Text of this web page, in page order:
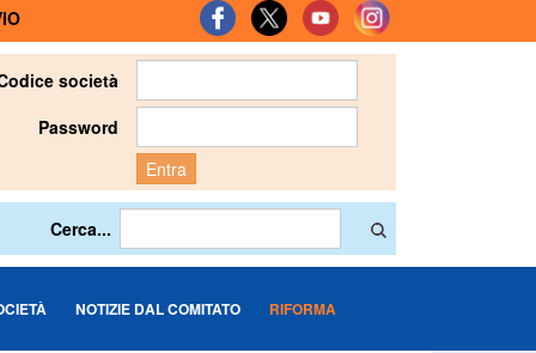
società
Password
Entra
Cerca...
NOTIZIE DAL COMITATO RIFORMA